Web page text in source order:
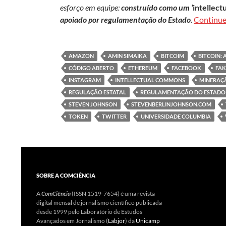
esforço em equipe:construído como um ‘
apoiado por regulamentação do Estado
AMAZON AMIN SIMAIKA BITCOIM BITCOIN:
CÓDIGO ABERTO
ETHEREUM FACEBOOK
INSTAGRAM
INTELLECTUAL COMMONS
REGULAÇÃO ESTATAL
REGULAMENTAÇÃO DO ESTADO
STEVEN JOHNSON
STEVENBERLINJOHNSON.COM
TOKEN
TWITTER UNIVERSIDADE COLUMBIA
SOBRE A COMCIÊNCIA
AComCiência(ISSN 1519-7654) é uma revista
digital mensal de jornalismo científico publicada
desde 1999 pelo Laboratório de Estudos
Avançados em Jornalismo (Labjor) da Unicamp